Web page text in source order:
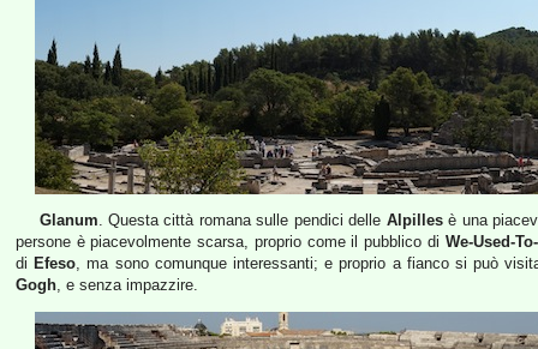
Glanum. Questa città romana sulle pendici delle Alpillesè una
persone è piacevolmente scarsa, proprio come il pubblico di We-Used-
di Efeso, ma sono comunque interessanti; e proprio a fianco si può
Gogh, e senza impazzire.